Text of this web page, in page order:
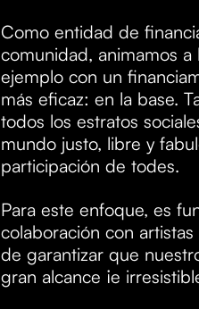
Como entidad de
comunidad, animamos
ejemplo con un
más eficaz: en la base.
todos los estratos
mundo justo, libre y
participación de todes.
Para este enfoque, es
colaboración con
de garantizar que
gran alcance ¡e